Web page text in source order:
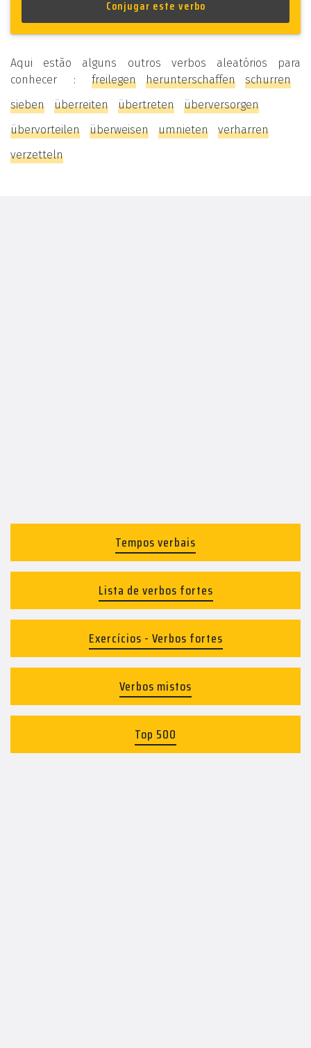
Aqui estão alguns outros verbos aleatórios para
conhecer : freilegen herunterschaffen
schurren
sieben
überreiten übertreten
überversorgen
übervorteilen
überweisen umnieten
verharren
verzetteln
Tempos verbais
Lista de verbos fortes
Exercícios - Verbos fortes
Verbos mistos
Top 500